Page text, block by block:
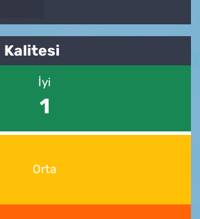
Kalitesi
İyi
1
Orta